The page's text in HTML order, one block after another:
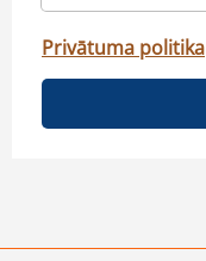
Privātuma politika